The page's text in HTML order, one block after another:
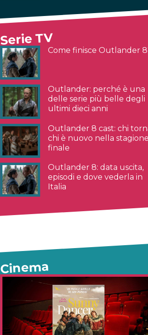
Serie TV
Come finisce Outlander
Outlander: perché è una
delle serie più belle degli
ultimi dieci anni
Outlander 8 cast: chi
chi è nuovo nella stagione
finale
Outlander 8: data uscita,
episodi e dove vederla in
Italia
Cinema